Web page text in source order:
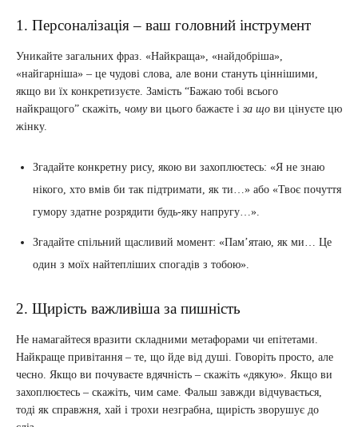
1. Персоналізація – ваш головний інструмент
Уникайте загальних фраз. «Найкраща», «найдобріша»,
«найгарніша» – це чудові слова, але вони стануть ціннішими,
якщо ви їх конкретизуєте. Замість “Бажаю тобі всього
найкращого” скажіть, чомуви цього бажаєте і за що ви цінуєте цю
жінку.
Згадайте конкретну рису, якою ви захоплюєтесь: «Я не знаю
нікого, хто вмів би так підтримати, як ти…» або «Твоє почуття
гумору здатне розрядити будь-яку напругу…».
Згадайте спільний щасливий момент: «Пам’ятаю, як ми… Це
один з моїх найтепліших спогадів з тобою».
2. Щирість важливіша за пишність
Не намагайтеся вразити складними метафорами чи епітетами.
Найкраще привітання – те, що йде від душі. Говоріть просто, але
чесно. Якщо ви почуваєте вдячність – скажіть «дякую». Якщо ви
захоплюєтесь – скажіть, чим саме. Фальш завжди відчувається,
тоді як справжня, хай і трохи незграбна, щирість зворушує до